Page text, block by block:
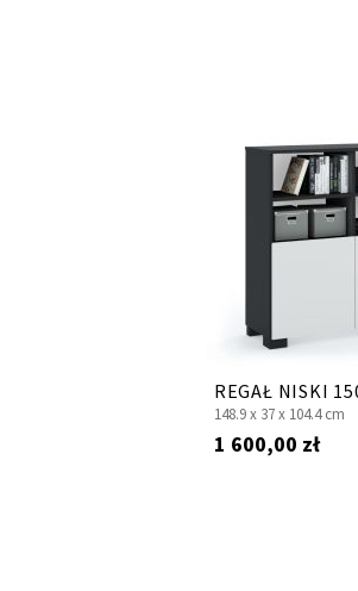
REGAŁ NISKI
148.9 x 37 x 104.4 cm
1 600,00 zł